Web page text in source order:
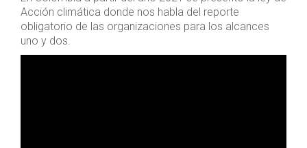
Acción climática donde nos habla del reporte
obligatorio de las organizaciones para los alcances
uno y dos.